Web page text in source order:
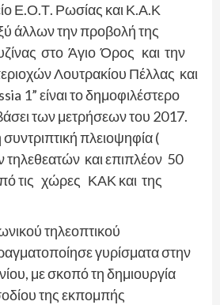
Ε.Ο.Τ. Ρωσίας και Κ.Α.Κ
άλλων την προβολή της
στο Άγιο Όρος και την
Λουτρακίου Πέλλας και
1” είναι το δημοφιλέστερο
των μετρήσεων του 2017.
πλειοψηφία (
και επιπλέον 50
τις χώρες ΚΑΚ και της
τηλεοπτικού
γυρίσματα στην
με σκοπό τη δημιουργία
της εκπομπής